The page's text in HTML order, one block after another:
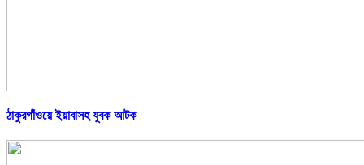
ঠাকুরগাঁওয়ে ইয়াবাসহ যুবক আটক